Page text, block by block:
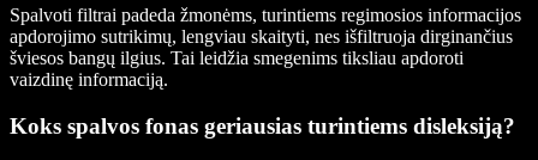
Spalvoti filtrai padeda žmonėms, turintiems regimosios informacijos
apdorojimo sutrikimų, lengviau skaityti, nes išfiltruoja dirginančius
šviesos bangų ilgius. Tai leidžia smegenims tiksliau apdoroti
vaizdinę informaciją.
Koks spalvos fonas geriausias turintiems disleksiją?